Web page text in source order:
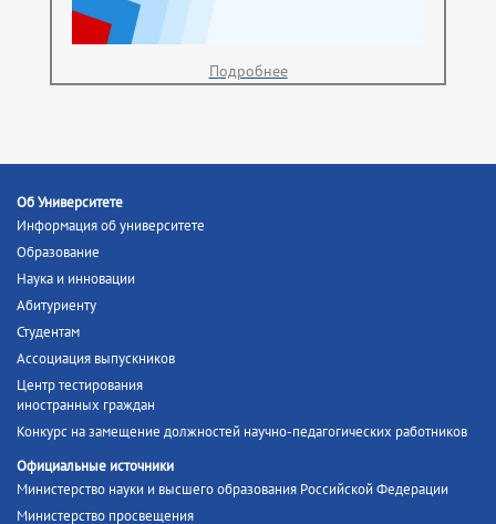
Подробнее
Об Университете
Информация об университете
Образование
Наука и инновации
Абитуриенту
Студентам
Ассоциация выпускников
Центр тестирования
иностранных граждан
Конкурс на замещение должностей научно-педагогических работников
Официальные источники
Министерство науки и высшего образования Российской Федерации
Министерство просвещения